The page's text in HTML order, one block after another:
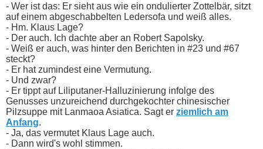
- Wer ist das: Er sieht aus wie ein ondulierter Zottelbär, sitzt
auf einem abgeschabbelten Ledersofa und weiß alles.
- Hm. Klaus Lage?
- Der auch. Ich dachte aber an Robert Sapolsky.
- Weiß er auch, was hinter den Berichten in #23 und #67
steckt?
- Er hat zumindest eine Vermutung.
- Und zwar?
- Er tippt auf Liliputaner-Halluzinierung infolge des
Genusses unzureichend durchgekochter chinesischer
Pilzsuppe mit Lanmaoa Asiatica. Sagt er ziemlich am
Anfang.
- Ja, das vermutet Klaus Lage auch.
- Dann wird's wohl stimmen.